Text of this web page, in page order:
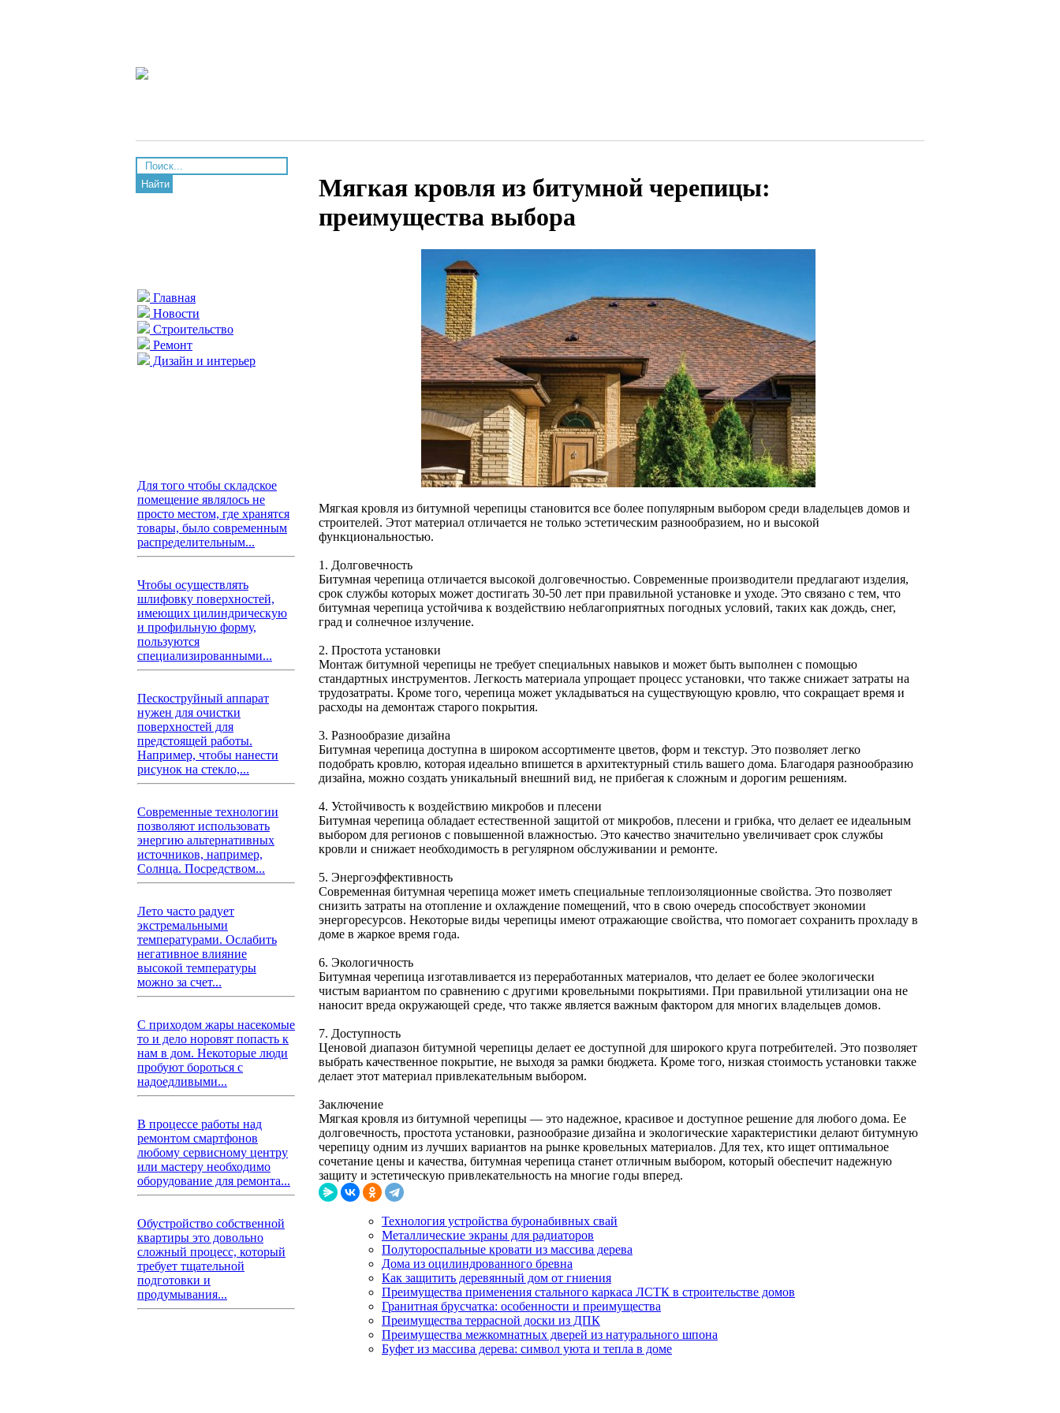
Найти
Главная
Новости
Строительство
Ремонт
Дизайн и интерьер
Для того чтобы складское
помещение являлось не
просто местом, где хранятся
товары, было современным
распределительным...
Чтобы осуществлять
шлифовку поверхностей,
имеющих цилиндрическую
и профильную форму,
пользуются
специализированными...
Пескоструйный аппарат
нужен для очистки
поверхностей для
предстоящей работы.
Например, чтобы нанести
рисунок на стекло,...
Современные технологии
позволяют использовать
энергию альтернативных
источников, например,
Солнца. Посредством...
Лето часто радует
экстремальными
температурами. Ослабить
негативное влияние
высокой температуры
можно за счет...
С приходом жары насекомые
то и дело норовят попасть к
нам в дом. Некоторые люди
пробуют бороться с
надоедливыми...
В процессе работы над
ремонтом смартфонов
любому сервисному центру
или мастеру необходимо
оборудование для ремонта...
Обустройство собственной
квартиры это довольно
сложный процесс, который
требует тщательной
подготовки и
продумывания...
Мягкая кровля из битумной черепицы:
преимущества выбора
Мягкая кровля из битумной черепицы становится все более популярным выбором среди владельцев домов и
строителей. Этот материал отличается не только эстетическим разнообразием, но и высокой
функциональностью.
1. Долговечность
Битумная черепица отличается высокой долговечностью. Современные производители предлагают изделия,
срок службы которых может достигать 30-50 лет при правильной установке и уходе. Это связано с тем, что
битумная черепица устойчива к воздействию неблагоприятных погодных условий, таких как дождь, снег,
град и солнечное излучение.
2. Простота установки
Монтаж битумной черепицы не требует специальных навыков и может быть выполнен с помощью
стандартных инструментов. Легкость материала упрощает процесс установки, что также снижает затраты на
трудозатраты. Кроме того, черепица может укладываться на существующую кровлю, что сокращает время и
расходы на демонтаж старого покрытия.
3. Разнообразие дизайна
Битумная черепица доступна в широком ассортименте цветов, форм и текстур. Это позволяет легко
подобрать кровлю, которая идеально впишется в архитектурный стиль вашего дома. Благодаря разнообразию
дизайна, можно создать уникальный внешний вид, не прибегая к сложным и дорогим решениям.
4. Устойчивость к воздействию микробов и плесени
Битумная черепица обладает естественной защитой от микробов, плесени и грибка, что делает ее идеальным
выбором для регионов с повышенной влажностью. Это качество значительно увеличивает срок службы
кровли и снижает необходимость в регулярном обслуживании и ремонте.
5. Энергоэффективность
Современная битумная черепица может иметь специальные теплоизоляционные свойства. Это позволяет
снизить затраты на отопление и охлаждение помещений, что в свою очередь способствует экономии
энергоресурсов. Некоторые виды черепицы имеют отражающие свойства, что помогает сохранить прохладу в
доме в жаркое время года.
6. Экологичность
Битумная черепица изготавливается из переработанных материалов, что делает ее более экологически
чистым вариантом по сравнению с другими кровельными покрытиями. При правильной утилизации она не
наносит вреда окружающей среде, что также является важным фактором для многих владельцев домов.
7. Доступность
Ценовой диапазон битумной черепицы делает ее доступной для широкого круга потребителей. Это позволяет
выбрать качественное покрытие, не выходя за рамки бюджета. Кроме того, низкая стоимость установки также
делает этот материал привлекательным выбором.
Заключение
Мягкая кровля из битумной черепицы — это надежное, красивое и доступное решение для любого дома. Ее
долговечность, простота установки, разнообразие дизайна и экологические характеристики делают битумную
черепицу одним из лучших вариантов на рынке кровельных материалов. Для тех, кто ищет оптимальное
сочетание цены и качества, битумная черепица станет отличным выбором, который обеспечит надежную
защиту и эстетическую привлекательность на многие годы вперед.
Технология устройства буронабивных свай
Металлические экраны для радиаторов
Полутороспальные кровати из массива дерева
Дома из оцилиндрованного бревна
Как защитить деревянный дом от гниения
Преимущества применения стального каркаса ЛСТК в строительстве домов
Гранитная брусчатка: особенности и преимущества
Преимущества террасной доски из ДПК
Преимущества межкомнатных дверей из натурального шпона
Буфет из массива дерева: символ уюта и тепла в доме